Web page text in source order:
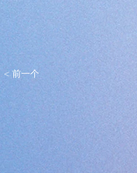
< 前一个